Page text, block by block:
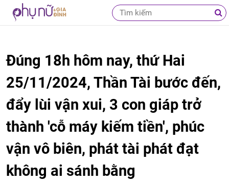
Đúng 18h hôm nay, thứ Hai
25/11/2024, Thần Tài bước đến,
đẩy lùi vận xui, 3 con giáp trở
thành 'cỗ máy kiếm tiền', phúc
vận vô biên, phát tài phát đạt
không ai sánh bằng